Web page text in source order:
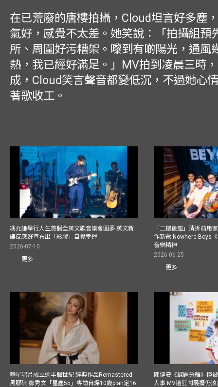
在已荒廢的唐樓拍攝，Cloud坦言好多塵
氣好，感覺不太差。她笑說：「拍攝組預
所、周圍好污糟架。嚟到有啲陽光，通風
熱，我已經好滿足。」MV拍到凌晨三時
成，Cloud笑言聲音都變低沉，不過她心
著歌收工。
馮允謙舉行人生首個全英文歌音樂會圓夢 英文新
碟反應好宣布出「彩膠」自覺幸運
2026-07-10
更多
「二樓後座」清拆前用
作新歌 Nowhere Boys
音樂精神
2026-06-25
更多
華星唱片成立逾半個世紀 經典作品Remastered
黑膠碟 鄭秀文「星塵55」專訪自爆10歲plan定16
陳健安《課題分離》拒
人事 MV遭狂鬧騷擾仍